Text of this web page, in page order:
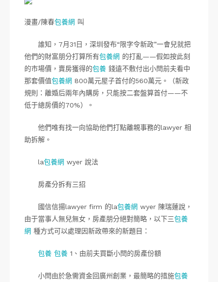
漫畫/陳春包養網 叫
誰知，7月31日，深圳發布“限字令新政”一會兒就把
他們的財富朋分打算所有包養網 的打亂——假如按此刻
的市場價，賣房獲得的包養 錢遠不敷付出小閆前夫看中
那套價值包養網 800萬元屋子首付的560萬元。（新政
規則：離婚后兩年內購房，只能按二套盤算首付——不
低于總房價的70%）。
他們唯有找一向協助他們打點離親事務的lawyer 相
助拆解。
la包養網 wyer 說法
房產分拆有三招
國信信揚lawyer firm 的la包養網 wyer 陳瑞蓮說，
由于當事人無兒無女，房產朋分絕對簡略，以下三包養
網 種方式可以處理因新政帶來的新題目：
包養 包養 1、由前夫買斷小閆的房產份額
小閆由於急需資金回廣州創業，最簡略的措施包養